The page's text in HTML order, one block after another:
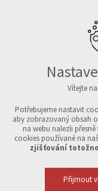
Vítejte
Potřebujeme nastavit
aby zobrazovaný obsah
na webu nalezli
cookies používané na
zjišťování
Přijmout